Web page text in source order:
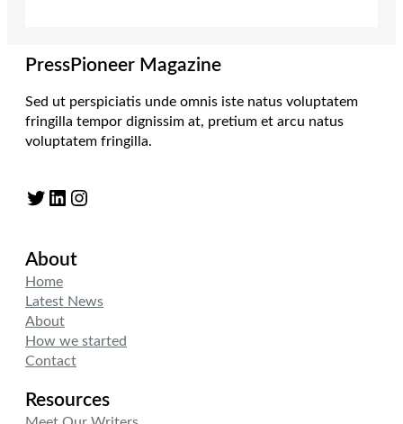
PressPioneer Magazine
Sed ut perspiciatis unde omnis iste natus voluptatem
fringilla tempor dignissim at, pretium et arcu natus
voluptatem fringilla.
Twitter LinkedIn Instagram
About
Home
Latest News
About
How we started
Contact
Resources